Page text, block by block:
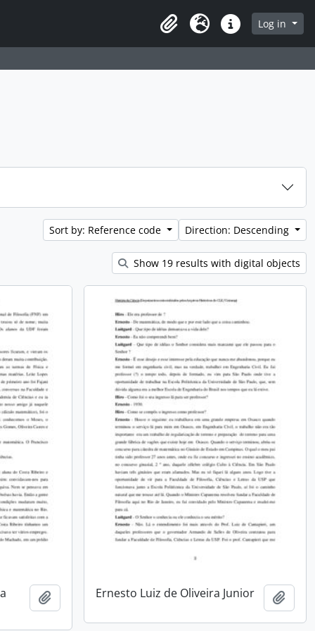
ClipboardLanguageQuick linksLog in
Sort by: Reference code Direction: Descending
Show 19 results with digital objects
Add to clipboardErnesto Luiz de Oliveira Junior Add